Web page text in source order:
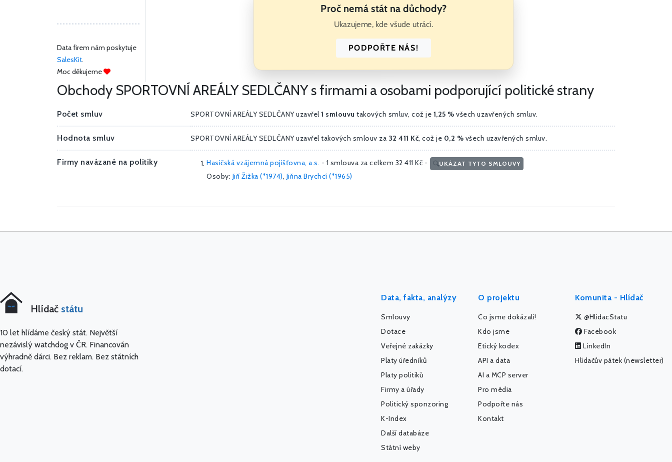
Data firem nám poskytuje
SalesKit.
Moc děkujeme
Proč nemá stát na důchody?
Ukazujeme, kde všude utrácí.
PODPOŘTE NÁS!
Obchody SPORTOVNÍ AREÁLY SEDLČANY s firmami a osobami podporující politické strany
Počet smluv SPORTOVNÍ AREÁLY SEDLČANY uzavřel 1 smlouvu takových smluv, což je 1,25 % všech uzavřených smluv.
Hodnota smluv SPORTOVNÍ AREÁLY SEDLČANY uzavřel takových smlouv za 32 411 Kč, což je 0,2 % všech uzavřených smluv.
Firmy navázané na politiky Hasičská vzájemná pojišťovna, a.s. - 1 smlouva za celkem 32 411 Kč - UKÁZAT TYTO SMLOUVY
Osoby: Jiří Žižka (*1974), Jiřina Brychcí (*1965)
Hlídač státu
10 let hlídáme český stát. Největší
nezávislý watchdog v ČR. Financován
výhradně dárci. Bez reklam. Bez státních
dotací.
Data, fakta, analýzy
Smlouvy
Dotace
Veřejné zakázky
Platy úředníků
Platy politiků
Firmy a úřady
Politický sponzoring
K-Index
Další databáze
Státní weby
O projektu
Co jsme dokázali!
Kdo jsme
Etický kodex
API a data
AI a MCP server
Pro média
Podpořte nás
Kontakt
Komunita - Hlídač
@HlidacStatu
Facebook
LinkedIn
Hlídačův pátek (newsletter)